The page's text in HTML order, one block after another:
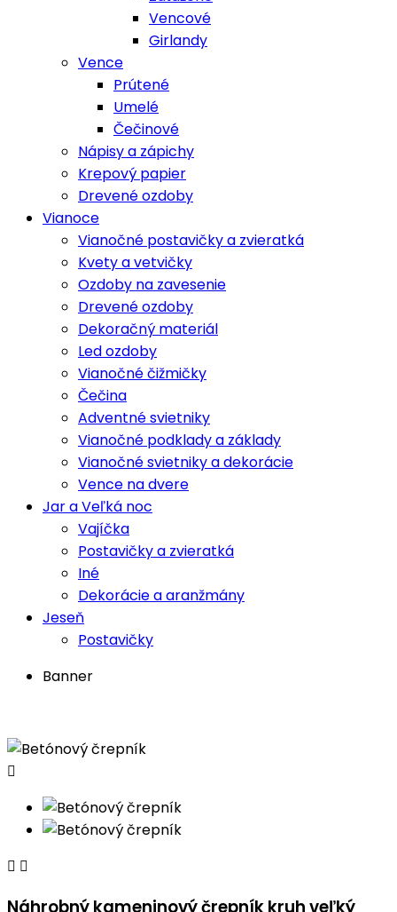
Vencové
Girlandy
Vence
Prútené
Umelé
Čečinové
Nápisy a zápichy
Krepový papier
Drevené ozdoby
Vianoce
Vianočné postavičky a zvieratká
Kvety a vetvičky
Ozdoby na zavesenie
Drevené ozdoby
Dekoračný materiál
Led ozdoby
Vianočné čižmičky
Čečina
Adventné svietniky
Vianočné podklady a základy
Vianočné svietniky a dekorácie
Vence na dvere
Jar a Veľká noc
Vajíčka
Postavičky a zvieratká
Iné
Dekorácie a aranžmány
Jeseň
Postavičky
Banner

 
Náhrobný kameninový črepník kruh veľký